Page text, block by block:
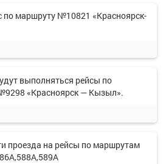
по маршруту №10821 «Красноярск-
выполняться рейсы по
«Красноярск — Кызыл».
проезда на рейсы по маршрутам